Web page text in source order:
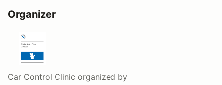
Organizer
Car Control Clinic organized by